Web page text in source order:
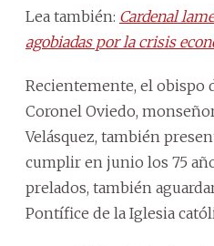
Lea también: Cardenal
agobiadas por la crisis
Recientemente, el obispo
Coronel Oviedo,
Velásquez, también
cumplir en junio los 75
prelados, también
Pontífice de la Iglesia